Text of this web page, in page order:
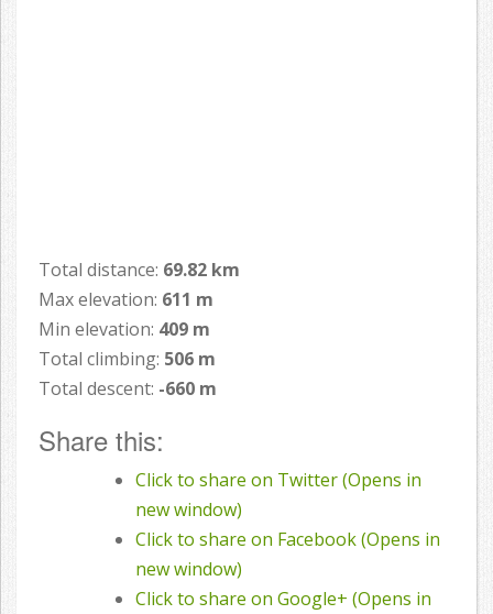
Total distance: 69.82 km
Max elevation: 611 m
Min elevation: 409 m
Total climbing: 506 m
Total descent: -660 m
Share this:
Click to share on Twitter (Opens in
new window)
Click to share on Facebook (Opens in
new window)
Click to share on Google+ (Opens in